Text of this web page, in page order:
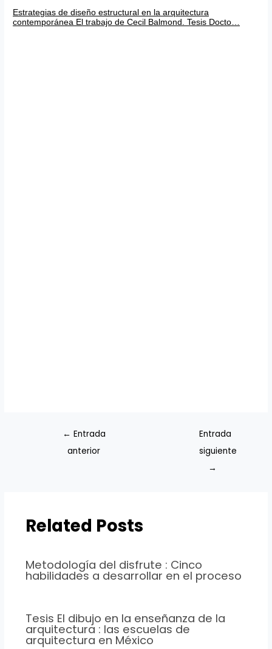
Estrategias de diseño estructural en la arquitectura
contemporánea El trabajo de Cecil Balmond. Tesis Docto…
← Entrada
anterior
Entrada
siguiente
→
Related Posts
Metodología del disfrute : Cinco
habilidades a desarrollar en el proceso
Tesis El dibujo en la enseñanza de la
arquitectura : las escuelas de
arquitectura en México